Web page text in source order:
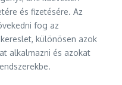
és fizetésére. Az
fog az
különösen azok
alkalmazni és azokat